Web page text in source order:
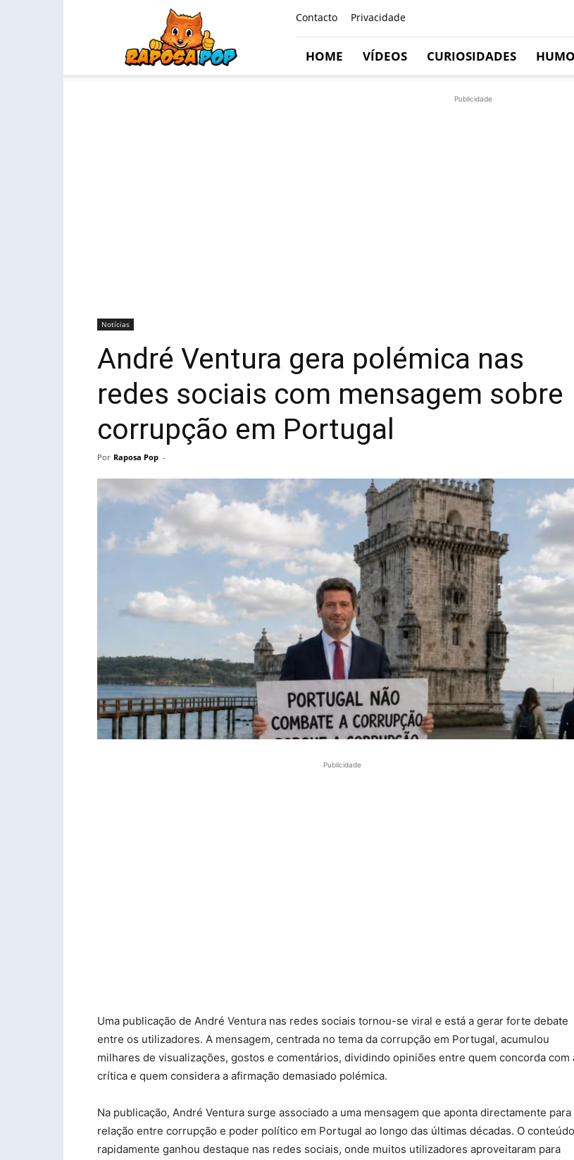
Contacto Privacidade
HOME VÍDEOS CURIOSIDADES
Publicidade
Notícias
André Ventura gera polémica nas
redes sociais com mensagem sobre
corrupção em Portugal
Por Raposa Pop -
Publicidade
Uma publicação de André Ventura nas redes sociais tornou-se viral e está a gerar forte debate
entre os utilizadores. A mensagem, centrada no tema da corrupção em Portugal, acumulou
milhares de visualizações, gostos e comentários, dividindo opiniões entre quem concorda com
crítica e quem considera a afirmação demasiado polémica.
Na publicação, André Ventura surge associado a uma mensagem que aponta directamente para
relação entre corrupção e poder político em Portugal ao longo das últimas décadas. O conteúdo
rapidamente ganhou destaque nas redes sociais, onde muitos utilizadores aproveitaram para